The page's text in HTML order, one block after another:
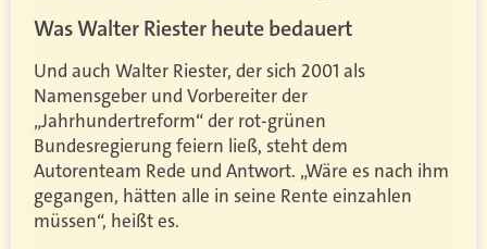
Was Walter Riester heute bedauert
Und auch Walter Riester, der sich 2001 als
Namensgeber und Vorbereiter der
„Jahrhundertreform“ der rot-grünen
Bundesregierung feiern ließ, steht dem
Autorenteam Rede und Antwort. „Wäre es nach ihm
gegangen, hätten alle in seine Rente einzahlen
müssen“, heißt es.